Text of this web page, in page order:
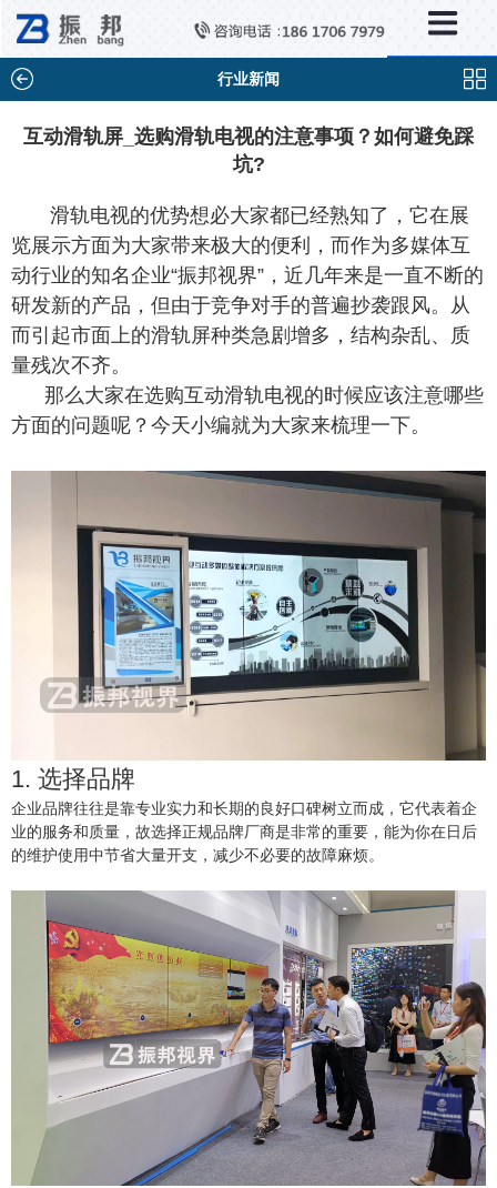
行业新闻
互动滑轨屏_选购滑轨电视的注意事项？如何避免踩
坑?
滑轨电视的优势想必大家都已经熟知了，它在展
览展示方面为大家带来极大的便利，而作为多媒体互
动行业的知名企业“振邦视界”，近几年来是一直不断的
研发新的产品，但由于竞争对手的普遍抄袭跟风。从
而引起市面上的滑轨屏种类急剧增多，结构杂乱、质
量残次不齐。
那么大家在选购互动滑轨电视的时候应该注意哪些
方面的问题呢？今天小编就为大家来梳理一下。
1. 选择品牌
企业品牌往往是靠专业实力和长期的良好口碑树立而成，它代表着企
业的服务和质量，故选择正规品牌厂商是非常的重要，能为你在日后
的维护使用中节省大量开支，减少不必要的故障麻烦。
新闻中心
×
行业新闻
问题解答
百科知识